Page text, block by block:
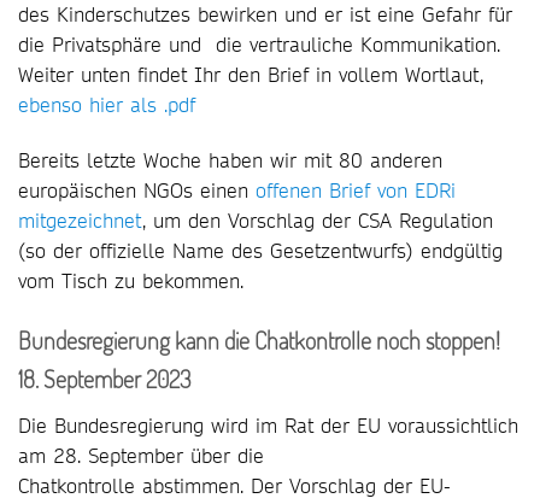
des Kinderschutzes bewirken und er ist eine Gefahr für
die Privatsphäre und die vertrauliche Kommunikation.
Weiter unten findet Ihr den Brief in vollem Wortlaut,
ebenso hier als .pdf
Bereits letzte Woche haben wir mit 80 anderen
europäischen NGOs einen offenen Brief von EDRi
mitgezeichnet, um den Vorschlag der CSA Regulation
(so der offizielle Name des Gesetzentwurfs) endgültig
vom Tisch zu bekommen.
Bundesregierung kann die Chatkontrolle noch stoppen!
18. September 2023
Die Bundesregierung wird im Rat der EU voraussichtlich
am 28. September über die
Chatkontrolle abstimmen. Der Vorschlag der EU-